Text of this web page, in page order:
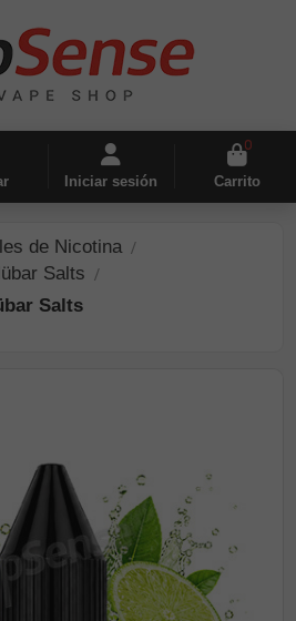
Iniciar sesión
0
Carrito
de Nicotina
Salts
Salts